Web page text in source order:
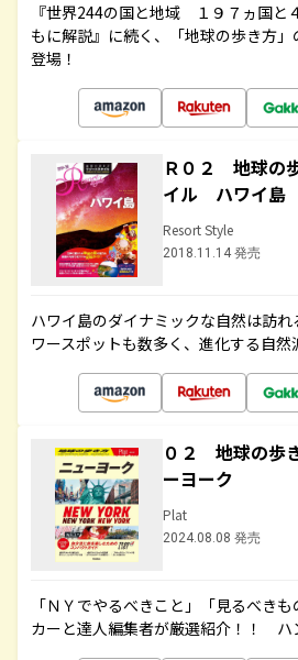
『世界244の国と地域 １９７ヵ国と
もに解説』に続く、「地球の歩き方
登場！
Ｒ０２ 地球の
イル ハワイ島
Resort Style
2018.11.14 発売
ハワイ島のダイナミックな自然は訪
ワースポットも数多く、進化する自然
０２ 地球の歩
ーヨーク
Plat
2024.08.08 発売
「ＮＹでやるべきこと」「見るべき
カーと達人編集者が厳選紹介！！ ハ